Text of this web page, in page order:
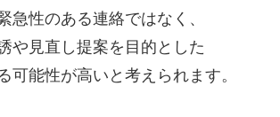
急性のある連絡ではなく、
や見直し提案を目的とした
可能性が高いと考えられます。